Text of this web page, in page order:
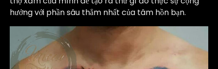
hưởng với phần sâu thẳm nhất của tâm hồn bạn.